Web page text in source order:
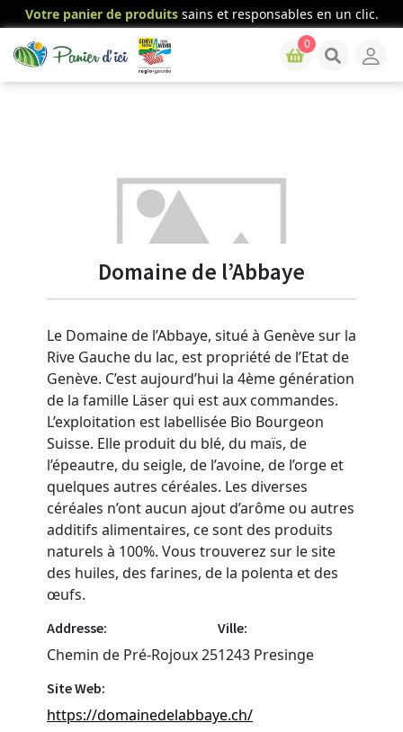
Votre panier de produitssains et responsables en un clic.
0
Domaine de l’Abbaye
Le Domaine de l’Abbaye, situé à Genève sur la
Rive Gauche du lac, est propriété de l’Etat de
Genève. C’est aujourd’hui la 4ème génération
de la famille Läser qui est aux commandes.
L’exploitation est labellisée Bio Bourgeon
Suisse. Elle produit du blé, du maïs, de
l’épeautre, du seigle, de l’avoine, de l’orge et
quelques autres céréales. Les diverses
céréales n’ont aucun ajout d’arôme ou autres
additifs alimentaires, ce sont des produits
naturels à 100%. Vous trouverez sur le site
des huiles, des farines, de la polenta et des
œufs.
Addresse:
Chemin de Pré-Rojoux 25
Ville:
1243 Presinge
Site Web:
https://domainedelabbaye.ch/